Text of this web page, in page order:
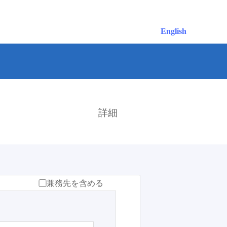
English
詳細
兼務先を含める